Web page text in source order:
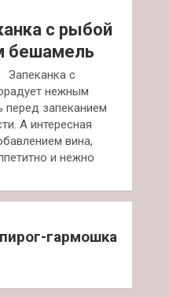
с рыбой
бешамель
Запеканка с
нежным
перед запеканием
А интересная
вина,
и нежно
гармошка